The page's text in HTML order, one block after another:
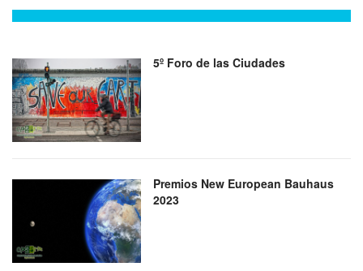
5º Foro de las Ciudades
Premios New European Bauhaus
2023